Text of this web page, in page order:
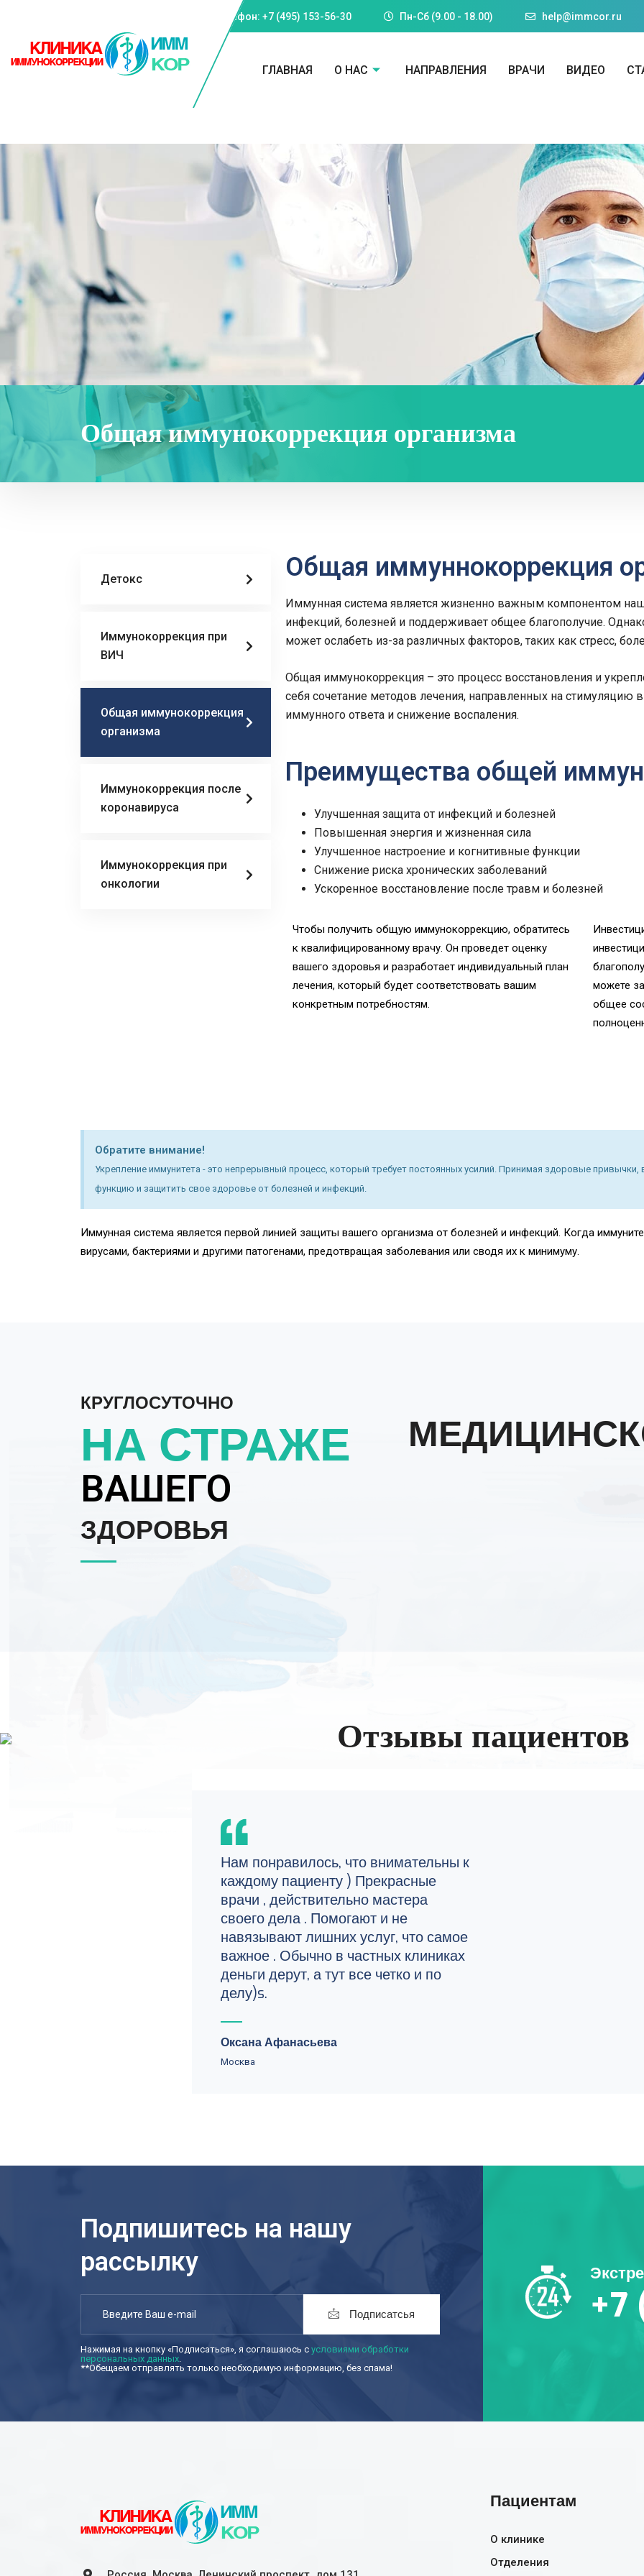
Телефон: +7 (495) 153-56-30 Пн-Cб (9.00 - 18.00) help@immcor.ru
ГЛАВНАЯ О НАС НАПРАВЛЕНИЯ ВРАЧИ ВИДЕО
Общая иммунокоррекция организма
Детокс
Иммунокоррекция при
ВИЧ
Общая иммунокоррекция
организма
Иммунокоррекция после
коронавируса
Иммунокоррекция при
онкологии
Общая иммуннокоррекция
Иммунная система является жизненно важным компонентом
инфекций, болезней и поддерживает общее благополучие.
может ослабеть из-за различных факторов, таких как стресс,
Общая иммунокоррекция – это процесс восстановления и
себя сочетание методов лечения, направленных на
иммунного ответа и снижение воспаления.
Преимущества общей
Улучшенная защита от инфекций и болезней
Повышенная энергия и жизненная сила
Улучшенное настроение и когнитивные функции
Снижение риска хронических заболеваний
Ускоренное восстановление после травм и болезней
Чтобы получить общую иммунокоррекцию, обратитесь
к квалифицированному врачу. Он проведет оценку
вашего здоровья и разработает индивидуальный план
лечения, который будет соответствовать вашим
конкретным потребностям.
можете
общее
Обратите внимание!
Укрепление иммунитета - это непрерывный процесс, который требует постоянных усилий. Принимая здоровые
функцию и защитить свое здоровье от болезней и инфекций.
Иммунная система является первой линией защиты вашего организма от болезней и инфекций. Когда
вирусами, бактериями и другими патогенами, предотвращая заболевания или сводя их к минимуму.
КРУГЛОСУТОЧНО
НА СТРАЖЕ
ВАШЕГО
ЗДОРОВЬЯ
Отзывы пациентов
Нам понравилось, что внимательны к
каждому пациенту ) Прекрасные
врачи , действительно мастера
своего дела . Помогают и не
навязывают лишних услуг, что самое
важное . Обычно в частных клиниках
деньги дерут, а тут все четко и по
делу)s.
Оксана Афанасьева
Москва
Подпишитесь на нашу
рассылку
Подписатсья
Нажимая на кнопку «Подписаться», я соглашаюсь с условиями обработки
персональных данных.
**Обещаем отправлять только необходимую информацию, без спама!
+7
Пациентам
О клинике
Отделения